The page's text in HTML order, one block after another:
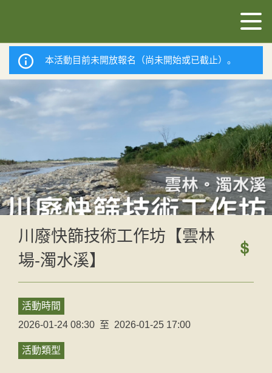
本活動目前未開放報名（尚未開始或已截止）。
川廢快篩技術工作坊【雲林
場-濁水溪】
活動時間
2026-01-24 08:30 至 2026-01-25 17:00
活動類型